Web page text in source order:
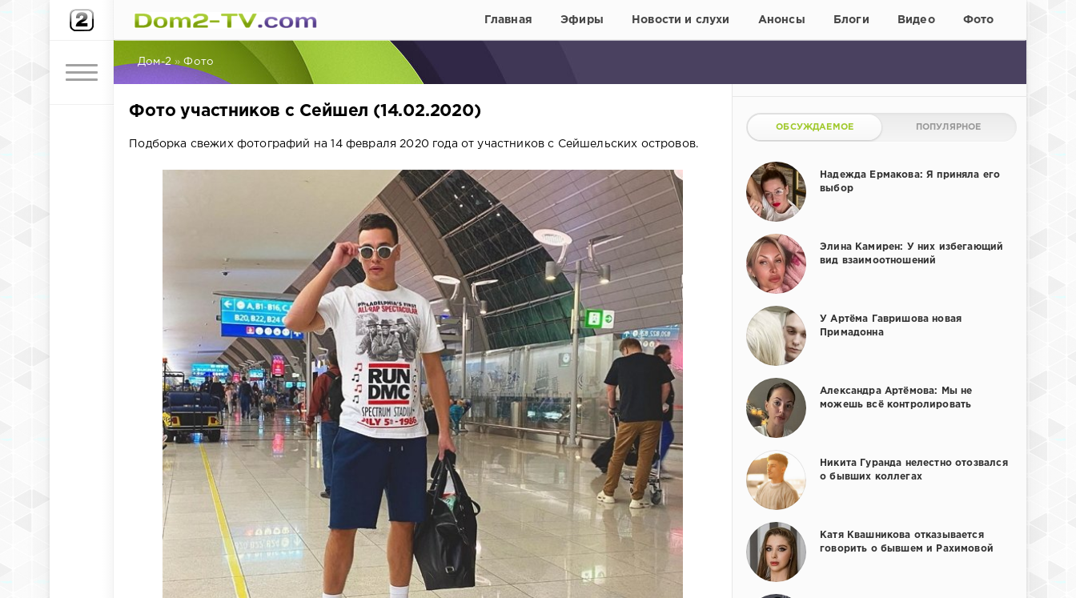
Главная Эфиры Новости и слухи Анонсы Блоги Видео Фото
Дом-2 »Фото
Фото участников с Сейшел (14.02.2020)
Подборка свежих фотографий на 14 февраля 2020 года от участников с Сейшельских островов.
ОБСУЖДАЕМОЕ ПОПУЛЯРНОЕ
Надежда Ермакова: Я приняла его
выбор
Элина Камирен: У них избегающий
вид взаимоотношений
У Артёма Гавришова новая
Примадонна
Александра Артёмова: Мы не
можешь всё контролировать
Никита Гуранда нелестно отозвался
о бывших коллегах
Катя Квашникова отказывается
говорить о бывшем и Рахимовой